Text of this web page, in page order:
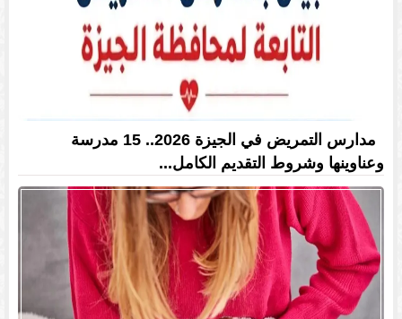
مدارس التمريض في الجيزة 2026.. 15 مدرسة
وعناوينها وشروط التقديم الكامل...